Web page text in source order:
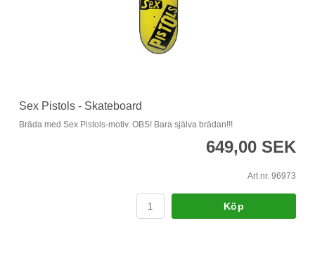
Sex Pistols - Skateboard
Bräda med Sex Pistols-motiv. OBS! Bara själva brädan!!!
649,00 SEK
Art nr. 96973
Köp